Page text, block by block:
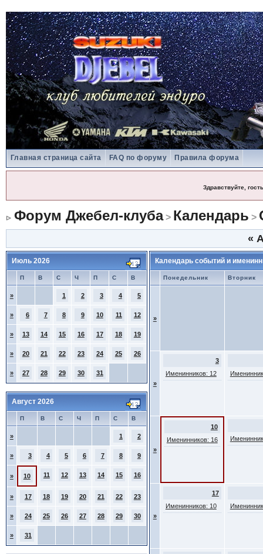
Главная страница сайта FAQ по форуму Правила форума
Здравствуйте, гость
Форум Джебел-клуба> Календарь >
«
Июль 2026
П В С Ч П С В
» 1 2 3 4 5
» 6 7 8 9 10 11 12
» 13 14 15 16 17 18 19
» 20 21 22 23 24 25 26
» 27 28 29 30 31
Август 2026
П В С Ч П С В
» 1 2
» 3 4 5 6 7 8 9
» 10 11 12 13 14 15 16
» 17 18 19 20 21 22 23
» 24 25 26 27 28 29 30
» 31
Календарь событий и
Понедельник Вторник
»
»
3
Именинников: 12
»
10
Именинников: 16
»
17
Именинников: 10